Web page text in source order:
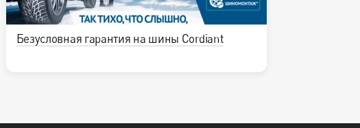
Безусловная гарантия на шины Cordiant